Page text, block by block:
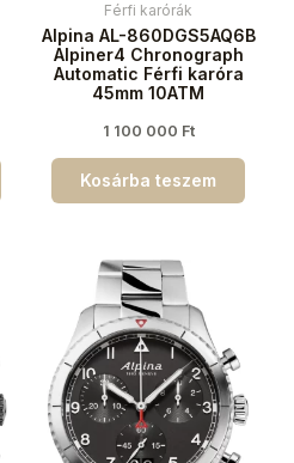
Férfi karórák
Alpina AL-860DGS5AQ6B
Alpiner4 Chronograph
Automatic Férfi karóra
45mm 10ATM
1 100 000 Ft
Kosárba teszem